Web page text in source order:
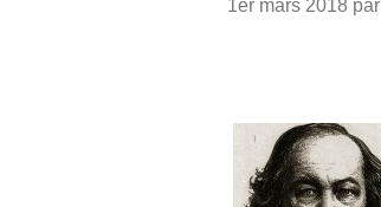
1er mars 2018 par